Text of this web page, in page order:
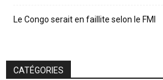
Le Congo serait en faillite selon le FMI
CATÉGORIES